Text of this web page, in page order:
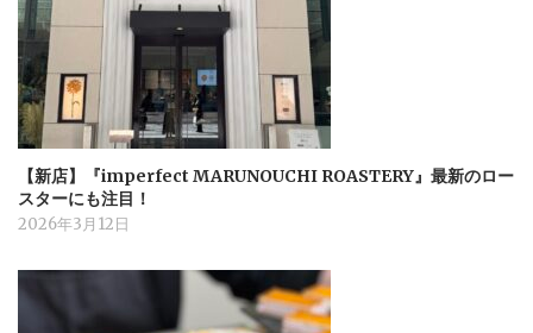
【新店】『imperfect MARUNOUCHI ROASTERY』最新のロー
スターにも注目！
2026年3月12日